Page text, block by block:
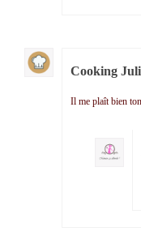
Cooking
Il me plaît bien